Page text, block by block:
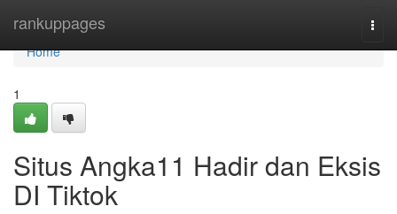
rankuppages
Home
Home
1
Situs Angka11 Hadir dan Eksis
DI Tiktok